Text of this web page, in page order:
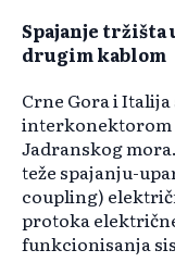
Spajanje tržišta
drugim kablom
Crne Gora i
interkonektorom
Jadranskog
teže spajanju-
coupling)
protoka
funkcionisanja